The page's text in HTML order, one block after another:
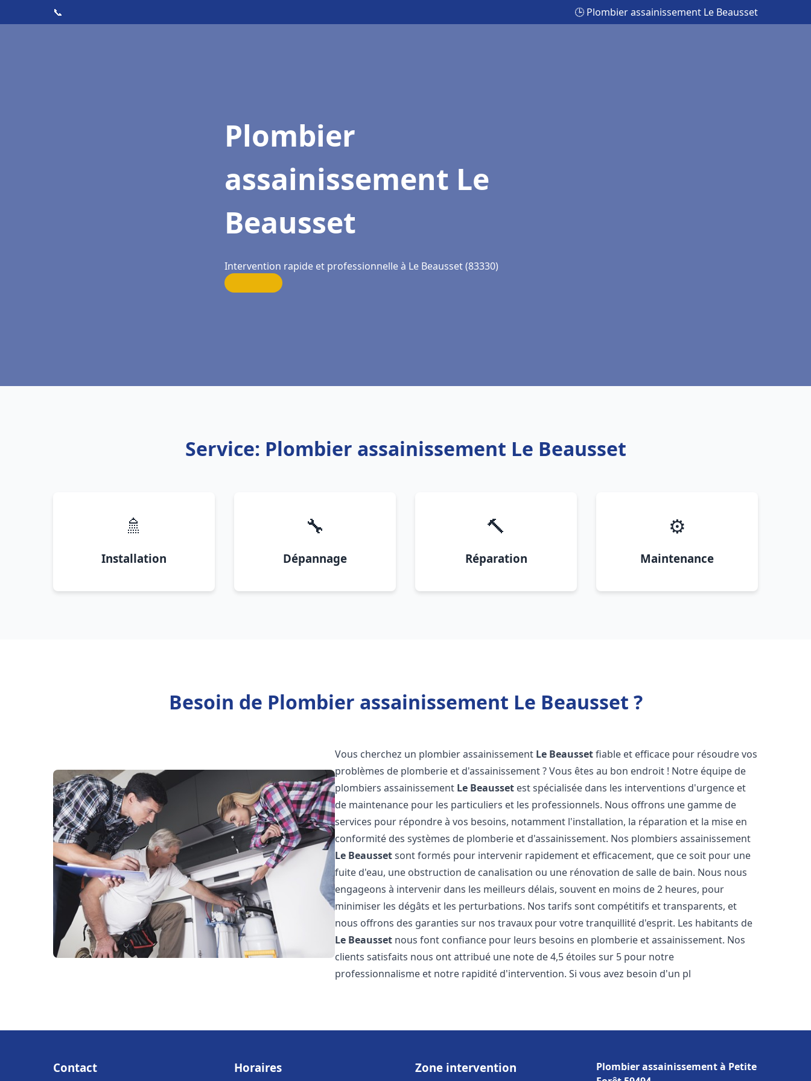
📞 🕒 Plombier assainissement Le Beausset
Plombier
assainissement Le
Beausset
Intervention rapide et professionnelle à Le Beausset (83330)
Service: Plombier assainissement Le Beausset
🚿
Installation
🔧
Dépannage
🔨
Réparation
⚙️
Maintenance
Besoin de Plombier assainissement Le Beausset ?
Vous cherchez un plombier assainissement Le Beaussetfiable et efficace pour résoudre vos
problèmes de plomberie et d'assainissement ? Vous êtes au bon endroit ! Notre équipe de
plombiers assainissement Le Beausset est spécialisée dans les interventions d'urgence et
de maintenance pour les particuliers et les professionnels. Nous offrons une gamme de
services pour répondre à vos besoins, notamment l'installation, la réparation et la mise en
conformité des systèmes de plomberie et d'assainissement. Nos plombiers assainissement
Le Beaussetsont formés pour intervenir rapidement et efficacement, que ce soit pour une
fuite d'eau, une obstruction de canalisation ou une rénovation de salle de bain. Nous nous
engageons à intervenir dans les meilleurs délais, souvent en moins de 2 heures, pour
minimiser les dégâts et les perturbations. Nos tarifs sont compétitifs et transparents, et
nous offrons des garanties sur nos travaux pour votre tranquillité d'esprit. Les habitants de
Le Beausset nous font confiance pour leurs besoins en plomberie et assainissement. Nos
clients satisfaits nous ont attribué une note de 4,5 étoiles sur 5 pour notre
professionnalisme et notre rapidité d'intervention. Si vous avez besoin d'un pl
Contact Horaires Zone intervention
Plombier assainissement à Petite